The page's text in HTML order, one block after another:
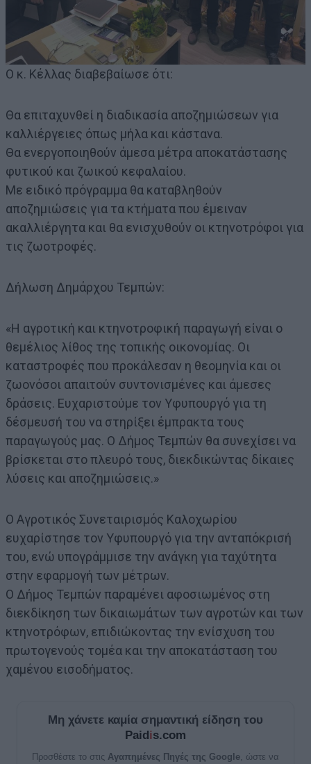
Ο κ. Κέλλας διαβεβαίωσε ότι:
Θα επιταχυνθεί η διαδικασία αποζημιώσεων για
καλλιέργειες όπως μήλα και κάστανα.
Θα ενεργοποιηθούν άμεσα μέτρα αποκατάστασης
φυτικού και ζωικού κεφαλαίου.
Με ειδικό πρόγραμμα θα καταβληθούν
αποζημιώσεις για τα κτήματα που έμειναν
ακαλλιέργητα και θα ενισχυθούν οι κτηνοτρόφοι για
τις ζωοτροφές.
Δήλωση Δημάρχου Τεμπών:
«Η αγροτική και κτηνοτροφική παραγωγή είναι ο
θεμέλιος λίθος της τοπικής οικονομίας. Οι
καταστροφές που προκάλεσαν η θεομηνία και οι
ζωονόσοι απαιτούν συντονισμένες και άμεσες
δράσεις. Ευχαριστούμε τον Υφυπουργό για τη
δέσμευσή του να στηρίξει έμπρακτα τους
παραγωγούς μας. Ο Δήμος Τεμπών θα συνεχίσει να
βρίσκεται στο πλευρό τους, διεκδικώντας δίκαιες
λύσεις και αποζημιώσεις.»
Ο Αγροτικός Συνεταιρισμός Καλοχωρίου
ευχαρίστησε τον Υφυπουργό για την ανταπόκρισή
του, ενώ υπογράμμισε την ανάγκη για ταχύτητα
στην εφαρμογή των μέτρων.
Ο Δήμος Τεμπών παραμένει αφοσιωμένος στη
διεκδίκηση των δικαιωμάτων των αγροτών και των
κτηνοτρόφων, επιδιώκοντας την ενίσχυση του
πρωτογενούς τομέα και την αποκατάσταση του
χαμένου εισοδήματος.
Μη χάνετε καμία σημαντική είδηση του
Paidis.com
Προσθέστε το στις Αγαπημένες Πηγές της Google , ώστε να